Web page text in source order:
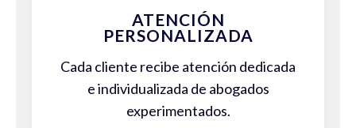
ATENCIÓN
PERSONALIZADA
Cada cliente recibe atención dedicada
e individualizada de abogados
experimentados.